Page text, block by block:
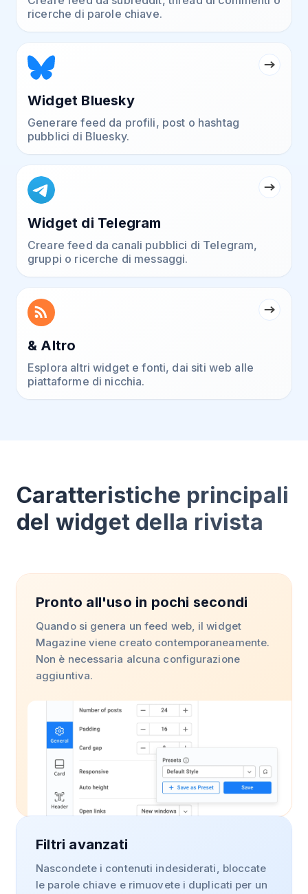
ricerche di parole chiave.
Widget Bluesky
Generare feed da profili, post o hashtag
pubblici di Bluesky.
Widget di Telegram
Creare feed da canali pubblici di Telegram,
gruppi o ricerche di messaggi.
& Altro
Esplora altri widget e fonti, dai siti web alle
piattaforme di nicchia.
Caratteristiche principali
del widget della rivista
Pronto all'uso in pochi secondi
Quando si genera un feed web, il widget
Magazine viene creato contemporaneamente.
Non è necessaria alcuna configurazione
aggiuntiva.
Filtri avanzati
Nascondete i contenuti indesiderati, bloccate
le parole chiave e rimuovete i duplicati per un